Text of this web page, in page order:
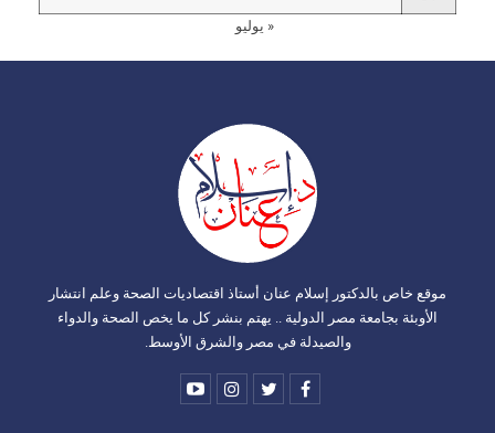
« يوليو
موقع خاص بالدكتور إسلام عنان أستاذ اقتصاديات الصحة وعلم انتشار
الأوبئة بجامعة مصر الدولية .. يهتم بنشر كل ما يخص الصحة والدواء
والصيدلة في مصر والشرق الأوسط.